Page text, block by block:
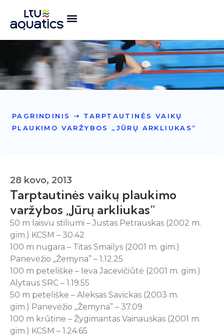
PAGRINDINIS ➝ TARPTAUTINĖS VAIKŲ
PLAUKIMO VARŽYBOS „JŪRŲ ARKLIUKAS“
28 kovo, 2013
Tarptautinės vaikų plaukimo
varžybos „Jūrų arkliukas“
50 m laisvu stiliumi – Justas Petrauskas (2002 m.
gim.) KCSM – 30.42
100 m nugara – Titas Smailys (2001 m. gim.)
Panevėžio „Žemyna” – 1.12.25
100 m peteliške – Ieva Jacevičiūtė (2001 m. gim.)
Alytaus SRC – 1.19.55
50 m peteliške – Aleksas Savickas (2003 m.
gim.) Panevėžio „Žemyna” – 37.09
100 m krūtine – Žygimantas Vainauskas (2001 m.
gim.) KCSM – 1.24.65